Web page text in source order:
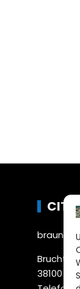
38100